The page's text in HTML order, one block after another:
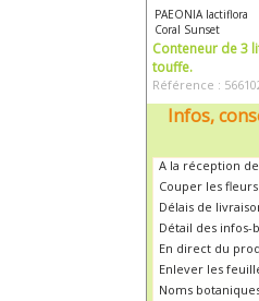
PAEONIA lactiflora
Coral Sunset
Conteneur de 3
touffe.
Référence :
Infos,
A la réception
Couper les
Délais de
Détail des infos-
En direct du
Enlever les
Noms